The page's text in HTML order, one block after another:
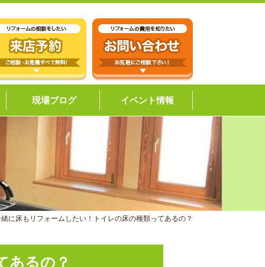
現場ブログ イベント情報
緒に床もリフォームしたい！トイレの床の種類ってあるの？
あるの？